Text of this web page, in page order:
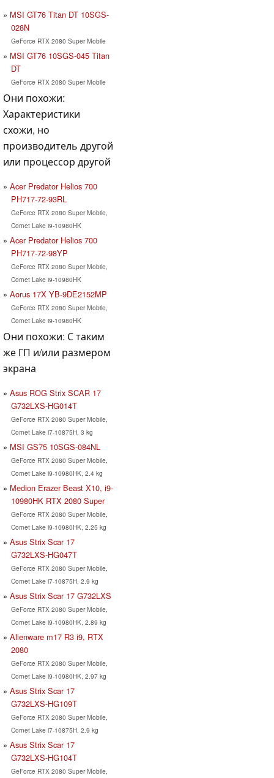
MSI GT76 Titan DT 10SGS-
028N
GeForce RTX 2080 Super Mobile
MSI GT76 10SGS-045 Titan
DT
GeForce RTX 2080 Super Mobile
Они похожи:
Характеристики
схожи, но
производитель другой
или процессор другой
Acer Predator Helios 700
PH717-72-93RL
GeForce RTX 2080 Super Mobile,
Comet Lake i9-10980HK
Acer Predator Helios 700
PH717-72-98YP
GeForce RTX 2080 Super Mobile,
Comet Lake i9-10980HK
Aorus 17X YB-9DE2152MP
GeForce RTX 2080 Super Mobile,
Comet Lake i9-10980HK
Они похожи: С таким
же ГП и/или размером
экрана
Asus ROG Strix SCAR 17
G732LXS-HG014T
GeForce RTX 2080 Super Mobile,
Comet Lake i7-10875H, 3 kg
MSI GS75 10SGS-084NL
GeForce RTX 2080 Super Mobile,
Comet Lake i9-10980HK, 2.4 kg
Medion Erazer Beast X10, i9-
10980HK RTX 2080 Super
GeForce RTX 2080 Super Mobile,
Comet Lake i9-10980HK, 2.25 kg
Asus Strix Scar 17
G732LXS-HG047T
GeForce RTX 2080 Super Mobile,
Comet Lake i7-10875H, 2.9 kg
Asus Strix Scar 17 G732LXS
GeForce RTX 2080 Super Mobile,
Comet Lake i9-10980HK, 2.89 kg
Alienware m17 R3 i9, RTX
2080
GeForce RTX 2080 Super Mobile,
Comet Lake i9-10980HK, 2.97 kg
Asus Strix Scar 17
G732LXS-HG109T
GeForce RTX 2080 Super Mobile,
Comet Lake i7-10875H, 2.9 kg
Asus Strix Scar 17
G732LXS-HG104T
GeForce RTX 2080 Super Mobile,